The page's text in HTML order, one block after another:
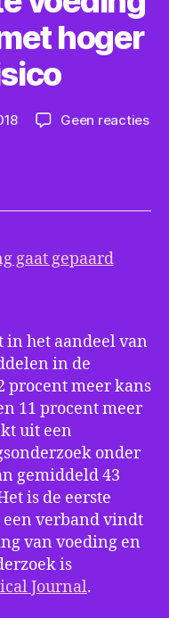
hoger
Geen reactiesop
in het aandeel van
in de
procent meer kans
11 procent meer
uit een
onder
gemiddeld 43
is de eerste
verband vindt
van voeding en
is
Journal.